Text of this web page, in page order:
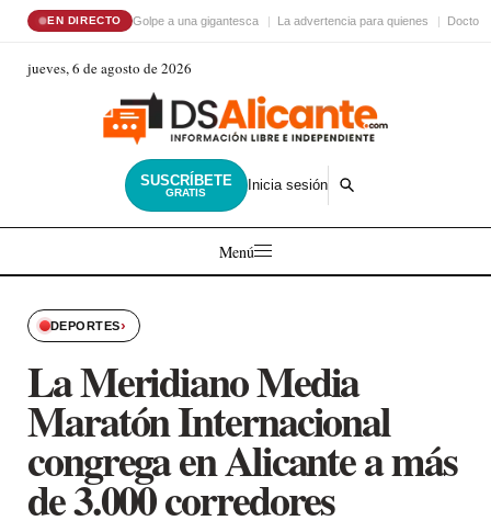
EN DIRECTO Golpe a una gigantesca La advertencia para quienes Doctor
jueves, 6 de agosto de 2026
SUSCRÍBETE
GRATIS Inicia sesión
Menú
DEPORTES›
La Meridiano Media
Maratón Internacional
congrega en Alicante a más
de 3.000 corredores